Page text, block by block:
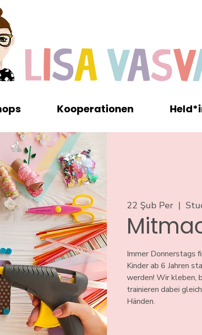
Kooperationen
22 Şub Per
  |
Immer Donnerstags
Kinder ab 6 Jahren
werden! Wir kleben,
trainieren dabei
Händen.